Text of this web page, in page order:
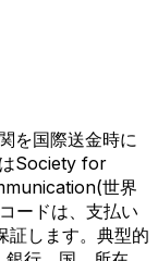
を国際送金時に
Society for
世界
ードは、支払い
証します。典型的